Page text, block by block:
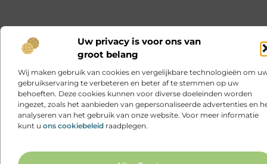
Uw privacy is voor ons van
groot belang
Wij maken gebruik van cookies en vergelijkbare technologieën om
gebruikservaring te verbeteren en beter af te stemmen op uw
behoeften. Deze cookies kunnen voor diverse doeleinden worden
ingezet, zoals het aanbieden van gepersonaliseerde advertenties en
analyseren van het gebruik van onze website. Voor meer informatie
kunt u ons cookiebeleid raadplegen.